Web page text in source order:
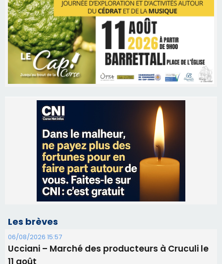
Les brèves
06/08/2026 15:57
Ucciani – Marché des producteurs à Cruculi le
06/08/2026 15:25
Corte – L’association A Nuciola organise une
06/08/2026 15:04
Alata - Soirée Tango Argentin au stade de San
Benedetto